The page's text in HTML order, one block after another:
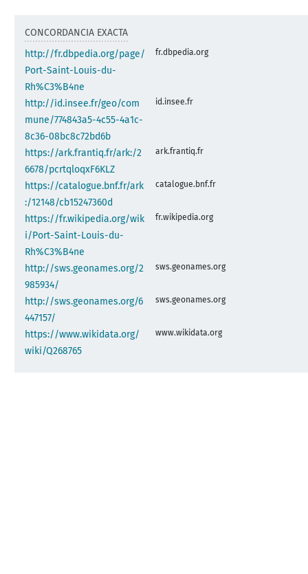
CONCORDANCIA EXACTA
http://fr.dbpedia.org/page/
Port-Saint-Louis-du-
Rh%C3%B4ne
fr.dbpedia.org
http://id.insee.fr/geo/com
mune/774843a5-4c55-4a1c-
8c36-08bc8c72bd6b
id.insee.fr
https://ark.frantiq.fr/ark:/2
6678/pcrtqloqxF6KLZ
ark.frantiq.fr
https://catalogue.bnf.fr/ark
:/12148/cb15247360d
catalogue.bnf.fr
https://fr.wikipedia.org/wik
i/Port-Saint-Louis-du-
Rh%C3%B4ne
fr.wikipedia.org
http://sws.geonames.org/2
985934/
sws.geonames.org
http://sws.geonames.org/6
447157/
sws.geonames.org
https://www.wikidata.org/
wiki/Q268765
www.wikidata.org